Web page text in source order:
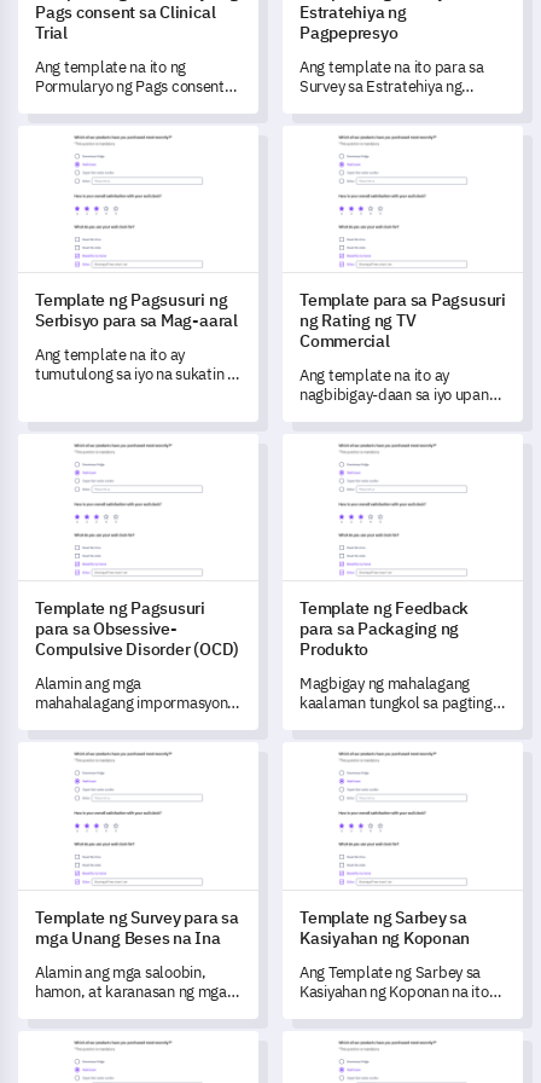
Pags consent sa Clinical
Trial
Ang template na ito ng
Pormularyo ng Pags consent
sa iyo na sistematikong
mangolekta ng mga pananaw
mula sa mga potensyal na
kalahok sa pagsubok, na
tinitiyak ang may kaalamang
pakikilahok at pag-unawa sa
mga protocol ng pagsubok.
Estratehiya ng
Pagpepresyo
Ang template na ito para sa
Survey sa Estratehiya ng
makuha ang mahahalagang
pananaw ng mga customer sa
iyong modelo ng pagpepresyo.
Template ng Pagsusuri ng Serbisyo para sa Mag-aaral
Template ng Pagsusuri ng
Serbisyo para sa Mag-aaral
Ang template na ito ay
tumutulong sa iyo na sukatin at
pananaw sa mga serbisyong
inaalok sa iyong institusyon.
Template para sa Pagsusuri
Template para sa Pagsusuri
ng Rating ng TV
Commercial
Ang template na ito ay
nagbibigay-daan sa iyo upang
iyong mga TV commercial.
Template ng Pagsusuri para sa Obsessive-Compulsive
Template ng Pagsusuri
para sa Obsessive-
Compulsive Disorder (OCD)
Alamin ang mga
mahahalagang impormasyon
Compulsive Disorder (OCD)
gamit ang komprehensibong
template ng pagsusuri na ito.
Template ng Feedback para
Template ng Feedback
para sa Packaging ng
Produkto
Magbigay ng mahalagang
kaalaman tungkol sa pagtingin
packaging ng iyong produkto
gamit ang detalyadong survey
na ito.
Template ng Survey para sa mga Unang Beses na Ina
Template ng Survey para sa
mga Unang Beses na Ina
Alamin ang mga saloobin,
hamon, at karanasan ng mga
detalyadong Template ng
Survey para sa mga Unang
Beses na Ina.
Template ng Sarbey sa
Template ng Sarbey sa
Kasiyahan ng Koponan
Ang Template ng Sarbey sa
Kasiyahan ng Koponan na ito
upang epektibong sukatin ang
kasiyahan sa trabaho,
pakikipagtulungan, pagkilala,
Personal Development 360 Feedback Template
Template ng Pagsusuri sa